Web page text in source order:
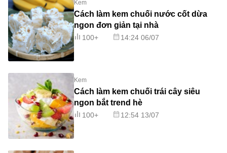
Kem
Cách làm kem chuối nước cốt dừa
ngon đơn giản tại nhà
100+ 14:24 06/07
Kem
Cách làm kem chuối trái cây siêu
ngon bắt trend hè
100+ 12:54 13/07